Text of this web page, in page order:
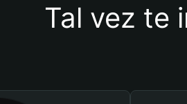
Tal vez te